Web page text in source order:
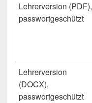
Lehrerversion (PDF),
passwortgeschützt
Lehrerversion
(DOCX),
passwortgeschützt